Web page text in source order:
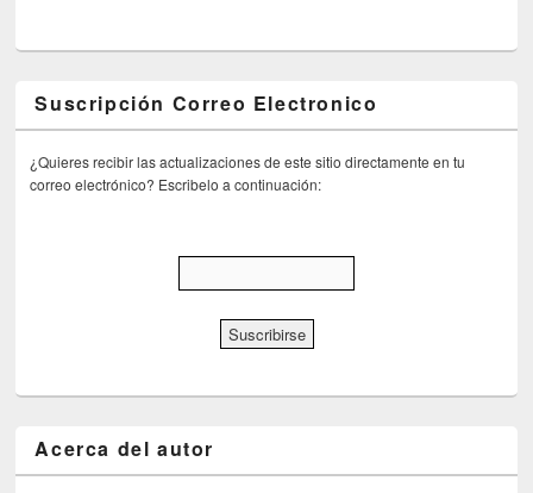
Suscripción Correo Electronico
¿Quieres recibir las actualizaciones de este sitio directamente en tu
correo electrónico? Escribelo a continuación:
Acerca del autor